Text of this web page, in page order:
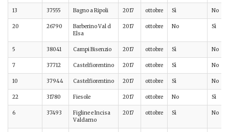
13 37555 Bagno a Ripoli 2017 ottobre Sì No
20 26790
Barberino Val d
Elsa
2017 ottobre No Sì
5 38041 Campi Bisenzio 2017 ottobre Sì No
7 37712 Castelfiorentino 2017 ottobre Sì No
10 37944 Castelfiorentino 2017 ottobre Sì No
22 31780 Fiesole 2017 ottobre No Sì
6 37493
Figline e Incisa
Valdarno
2017 ottobre Sì No